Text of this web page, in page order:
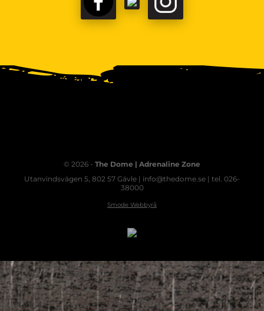
© 2026 - The Dome | Adrenaline Zone
Utanvindsvägen 5, 802 57 Gävle | info@thedome.se | tel. 026-
38000
Smode Webbyrå